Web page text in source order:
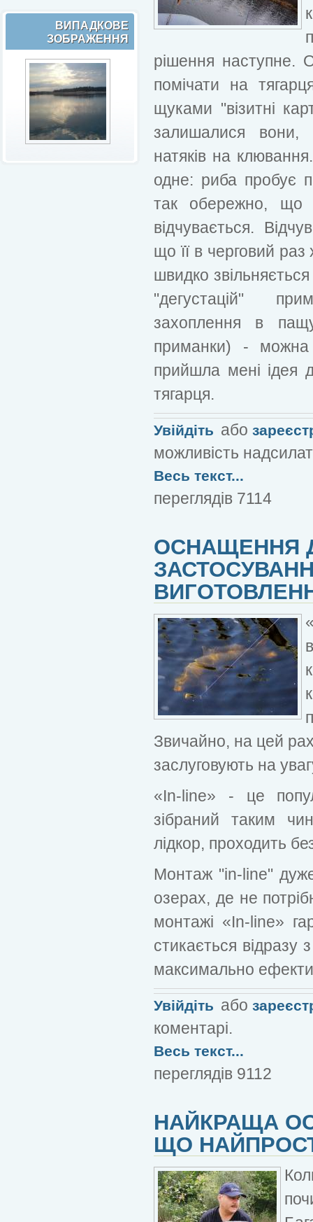
ВИПАДКОВЕ
ЗОБРАЖЕННЯ
рішення наступне.
помічати на
щуками "візитні
залишалися вони,
натяків на
одне: риба пробує
так обережно, що
відчувається.
що її в черговий
швидко
"дегустацій"
захоплення в
приманки) - можна
прийшла мені ідея
тягарця.
Увійдіть або
можливість
Весь текст...
переглядів 7114
ОСНАЩЕННЯ
Звичайно, на цей
заслуговують на
«In-line» - це
зібраний таким
лідкор, проходить
Монтаж "in-line"
озерах, де не
монтажі «In-line»
стикається відразу
максимально
Увійдіть або
коментарі.
Весь текст...
переглядів 9112
НАЙКРАЩА
ЩО